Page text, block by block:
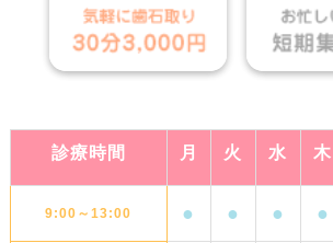
診療時間 月 火 水 木
9:00～13:00 ● ● ● ●